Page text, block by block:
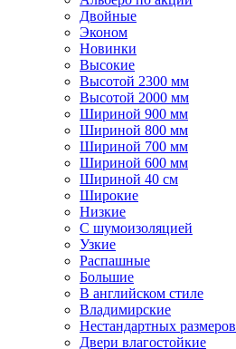
Двойные
Эконом
Новинки
Высокие
Высотой 2300 мм
Высотой 2000 мм
Шириной 900 мм
Шириной 800 мм
Шириной 700 мм
Шириной 600 мм
Шириной 40 см
Широкие
Низкие
С шумоизоляцией
Узкие
Распашные
Большие
В английском стиле
Владимирские
Нестандартных размеров
Двери влагостойкие